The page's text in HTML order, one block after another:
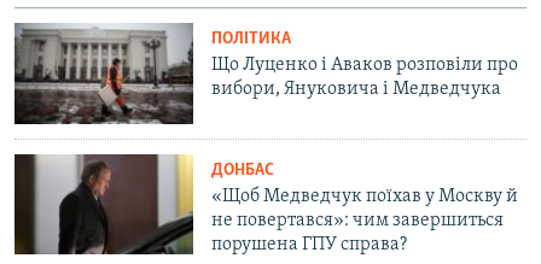
ПОЛІТИКА
Що Луценко і Аваков розповіли про
вибори, Януковича і Медведчука
ДОНБАС
«Щоб Медведчук поїхав у Москву й
не повертався»: чим завершиться
порушена ГПУ справа?